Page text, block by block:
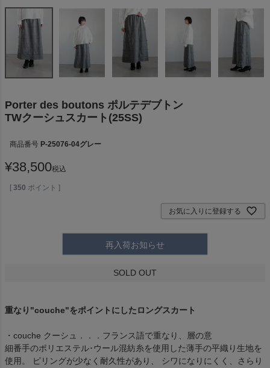
Porter des boutons ポルテデブトン
TWクーシュスカート(25SS)
商品番号 P-25076-04グレー
¥38,500税込
[ 350 ポイント ]
お気に入りに登録する
再入荷お知らせ
SOLD OUT
重なり"couche"をポイントにしたロングスカート
・couche クーシュ．．．フランス語で重なり、層の意
細番手のポリエステル･ウール混紡糸を使用した薄手の平織り生地を
使用。 ピリングが少なく耐久性があり、 シワになりにくく、さらり